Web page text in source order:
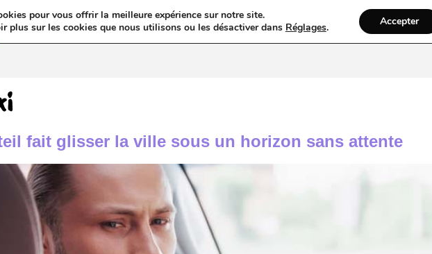
Annuaires & Blogs Web Taxi VTC Ambulance Locations De Voitures
fait glisser la ville sous un horizon sans attente
pour vous offrir la meilleure expérience sur notre site.
plus sur les cookies que nous utilisons ou les désactiver dans Réglages. Accepter